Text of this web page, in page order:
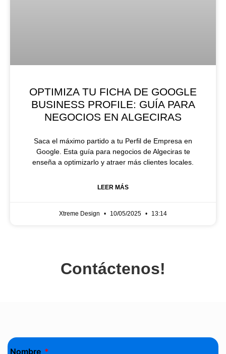
OPTIMIZA TU FICHA DE GOOGLE
BUSINESS PROFILE: GUÍA PARA
NEGOCIOS EN ALGECIRAS
Saca el máximo partido a tu Perfil de Empresa en
Google. Esta guía para negocios de Algeciras te
enseña a optimizarlo y atraer más clientes locales.
LEER MÁS
Xtreme Design 10/05/2025 13:14
Contáctenos!
Nombre